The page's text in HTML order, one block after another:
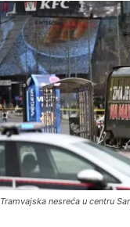
Tramvajska nesreća u centru